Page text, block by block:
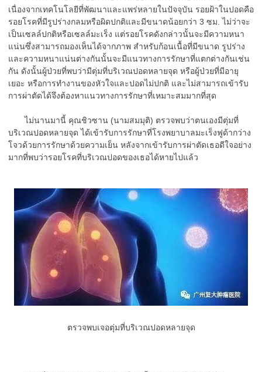
เนื่องจากเทคโนโลยีที่พัฒนาและแพร่หลายในปัจจุบัน รอยฝ้าในปอดคือ
รอยโรคที่มีรูปร่างกลมหรือผิดปกติและมีขนาดน้อยกว่า 3 ซม. ไม่ว่าจะ
เป็นเซลล์ปกติหรือเซลล์มะเร็ง แต่รอยโรคดังกล่าวนั้นจะมีความหนา
แน่นซึ่งสามารถมองเห็นได้จากภาพ สำหรับก้อนเนื้อที่มีขนาด รูปร่าง
และความหนาแน่นต่างกันนั้นจะมีแนวทางการรักษาที่แตกต่างกันเช่น
กัน ดังนั้นผู้ป่วยที่พบว่ามีตุ่มที่บริเวณปอดหลายจุด หรือผู้ป่วยที่มีอายุ
เยอะ หรือการทำงานของหัวใจและปอดไม่ปกติ และไม่สามารถเข้ารับ
การผ่าตัดได้จึงต้องหาแนวทางการรักษาที่เหมาะสมมากที่สุด
ไม่นานมานี้ คุณชิวซาน (นามสมมุติ) ตรวจพบว่าตนเองมีตุ่มที่
บริเวณปอดหลายจุด ได้เข้ารับการรักษาที่โรงพยาบาลมะเร็งฟูด้ากว่าง
โจวด้วยการรักษาด้วยความเย็น หลังจากเข้ารับการผ่าตัดเธอดีใจอย่าง
มากที่พบว่ารอยโรคที่บริเวณปอดของเธอได้หายไปแล้ว
ตรวจพบเจอตุ่มที่บริเวณปอดหลายจุด